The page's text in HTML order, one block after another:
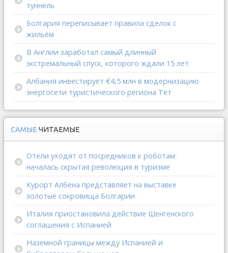
туннель
Болгария переписывает правила сделок с
жильём
В Англии заработал самый длинный
экстремальный спуск, которого ждали 15 лет
Албания инвестирует €4,5 млн в модернизацию
энергосети туристического региона Тет
САМЫЕ ЧИТАЕМЫЕ
Отели уходят от посредников к роботам:
началась скрытая революция в туризме
Курорт Албена представляет на выставке
золотые сокровища Болгарии
Италия приостановила действие Шенгенского
соглашения с Испанией
Наземной границы между Испанией и